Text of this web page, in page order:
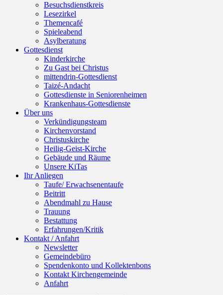
Besuchsdienstkreis
Lesezirkel
Themencafé
Spieleabend
Asylberatung
Gottesdienst
Kinderkirche
Zu Gast bei Christus
mittendrin-Gottesdienst
Taizé-Andacht
Gottesdienste in Seniorenheimen
Krankenhaus-Gottesdienste
Über uns
Verkündigungsteam
Kirchenvorstand
Christuskirche
Heilig-Geist-Kirche
Gebäude und Räume
Unsere KiTas
Ihr Anliegen
Taufe/ Erwachsenentaufe
Beitritt
Abendmahl zu Hause
Trauung
Bestattung
Erfahrungen/Kritik
Kontakt / Anfahrt
Newsletter
Gemeindebüro
Spendenkonto und Kollektenbons
Kontakt Kirchengemeinde
Anfahrt